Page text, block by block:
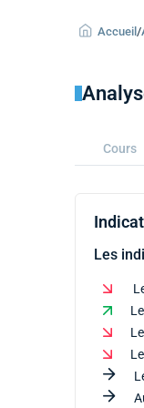
Accueil /
Cours
Les